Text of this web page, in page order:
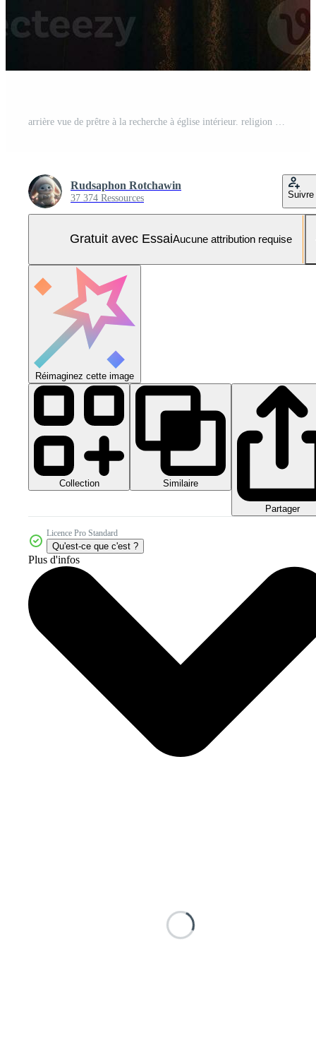
Rudsaphon Rotchawin
37 374 Ressources Suivre
Gratuit avec EssaiAucune attribution requise
Réimaginez cette image
Collection Similaire
Partager
Licence Pro Standard
Qu'est-ce que c'est ?
Plus d'infos